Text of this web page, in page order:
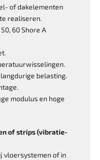
of dak­elementen
realiseren.
60 Shore A
belasting.
modulus en hoge
of strips (vibratie-
vloersystemen of in